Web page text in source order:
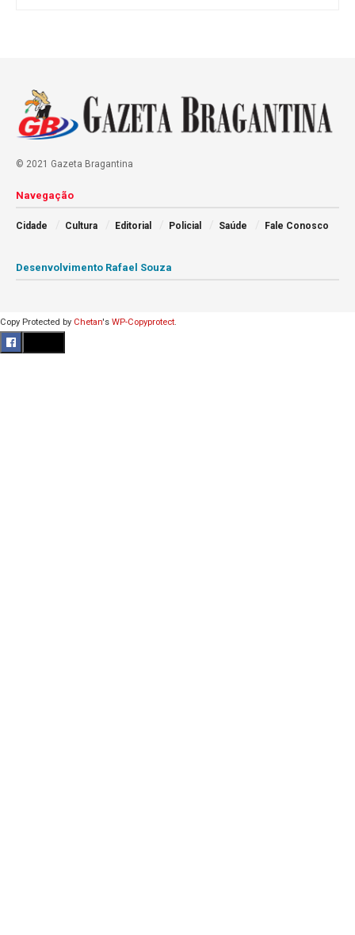
© 2021 Gazeta Bragantina
Navegação
Cidade Cultura Editorial Policial Saúde Fale Conosco
Desenvolvimento Rafael Souza
Copy Protected by Chetan's WP-Copyprotect.